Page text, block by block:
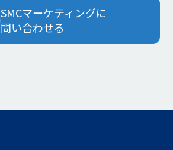
SMCマーケティングに
問い合わせる